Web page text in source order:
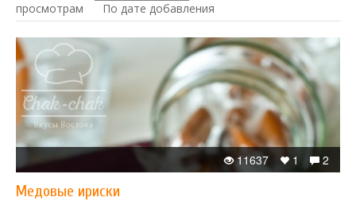
просмотрам
По дате добавления
2
1
11637
Медовые ириски